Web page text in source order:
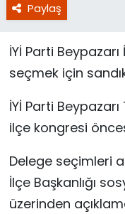
Paylaş
İYİ Parti
seçmek için
İYİ Parti
ilçe kongresi
Delege seçimleri
İlçe Başkanlığı
üzerinden